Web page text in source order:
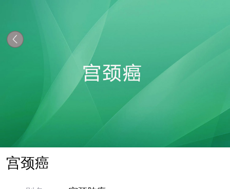
宫颈癌